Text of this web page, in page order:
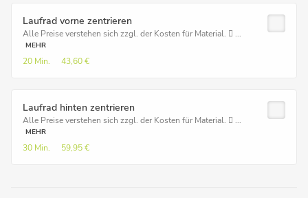
Laufrad vorne zentrieren
Alle Preise verstehen sich zzgl. der Kosten für Material.  ...
MEHR
20 Min. 43,60 €
Laufrad hinten zentrieren
Alle Preise verstehen sich zzgl. der Kosten für Material.  ...
MEHR
30 Min. 59,95 €